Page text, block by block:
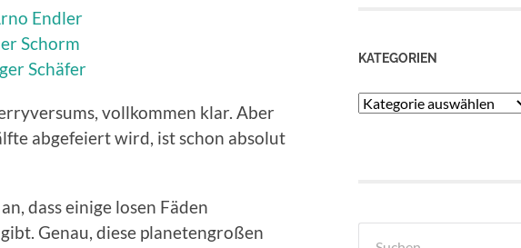
Endler
Schorm
Schäfer
vollkommen klar. Aber
abgefeiert wird, ist schon absolut
dass einige losen Fäden
Genau, diese planetengroßen
KATEGORIEN
Kategorien